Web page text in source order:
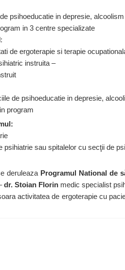
psihoeducatie in depresie,
in 3 centre specializate
de ergoterapie si terapie
instruita –
de psihoeducatie in depresie,
program
sau spitalelor cu secţii de
deruleaza Programul National de
dr. Stoian Florin medic specialist
activitatea de ergoterapie cu